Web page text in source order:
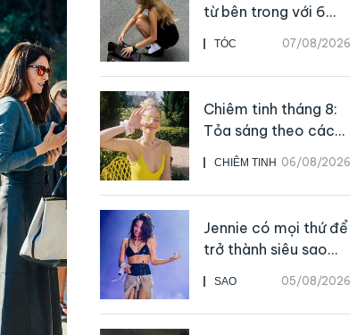
TÓC 07/08/2026
từ bên trong với 6
thực phẩm giàu
dưỡng chất
CHIÊM TINH 06/08/2026
Chiêm tinh tháng 8:
Tỏa sáng theo cách
của chính mình
SAO 05/08/2026
Jennie có mọi thứ để
trở thành siêu sao
live